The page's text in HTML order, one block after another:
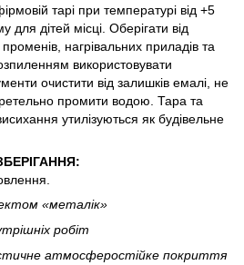
тарі при температурі від +5
для дітей місці. Оберігати від
нагрівальних приладів та
використовувати
очистити від залишків емалі, не
промити водою. Тара та
утилізуються як будівельне
«металік»
робіт
атмосферостійке покриття